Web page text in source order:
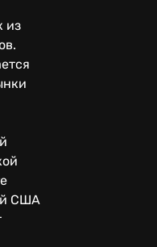
из
США